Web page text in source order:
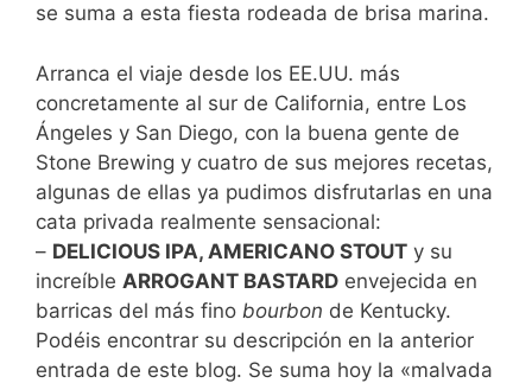
se suma a esta fiesta rodeada de brisa marina.
Arranca el viaje desde los EE.UU. más
concretamente al sur de California, entre Los
Ángeles y San Diego, con la buena gente de
Stone Brewing y cuatro de sus mejores recetas,
algunas de ellas ya pudimos disfrutarlas en una
cata privada realmente sensacional:
– DELICIOUS IPA, AMERICANO STOUT y su
increíble ARROGANT BASTARD envejecida en
barricas del más fino bourbon de Kentucky.
Podéis encontrar su descripción en la anterior
entrada de este blog. Se suma hoy la «malvada